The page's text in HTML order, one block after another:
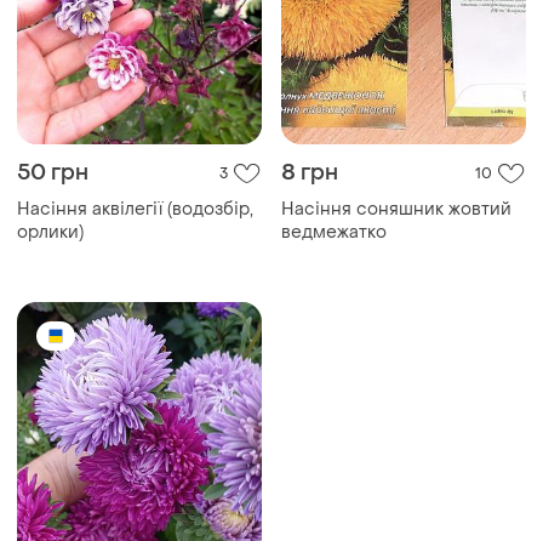
50 грн 3
Насіння аквілегії (водозбір,
орлики)
8 грн 10
Насіння соняшник жовтий
ведмежатко